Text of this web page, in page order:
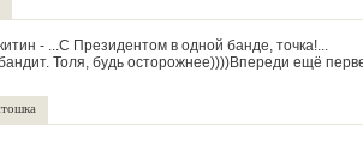
- ...С Президентом в одной банде, точка!...
Толя, будь осторожнее))))Впереди ещё